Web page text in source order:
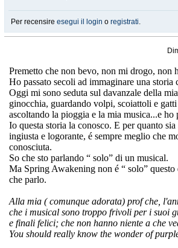
Per recensire esegui il login o registrati.
Premetto che non bevo, non mi drogo, non
Ho passato secoli ad immaginare una storia
Oggi mi sono seduta sul davanzale della
ginocchia, guardando volpi, scoiattoli e
ascoltando la pioggia e la mia musica...e ho
Io questa storia la conosco. E per quanto
ingiusta e logorante, é sempre meglio che
conosciuta.
So che sto parlando “ solo” di un musical.
Ma Spring Awakening non é “ solo” questo
che parlo.
Alla mia ( comunque adorata) prof che,
che i musical sono troppo frivoli per i suoi
e finali felici; che non hanno niente a che
You should really know the wonder of